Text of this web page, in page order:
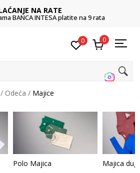
NA RATE
BANCA INTESA platite na 9 rata
0 0
Odeća Majice
Polo Majica Majica